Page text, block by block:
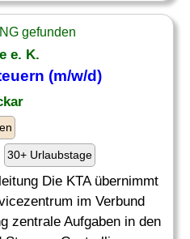
gefunden
e. K.
(m/w/d)
30+ Urlaubstage
Die KTA übernimmt
im Verbund
zentrale Aufgaben in den